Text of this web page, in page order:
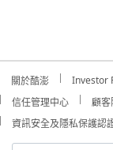
關於酷澎 Investor
信任管理中心
顧客
資訊安全及隱私保護認